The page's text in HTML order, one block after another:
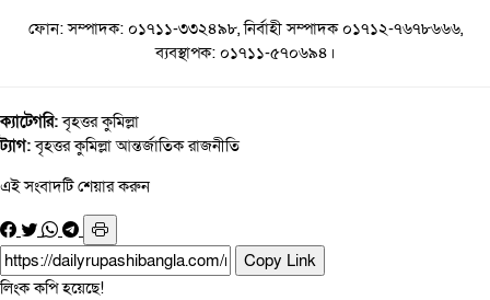
ফোন: সম্পাদক: ০১৭১১-৩৩২৪৯৮, নির্বাহী সম্পাদক ০১৭১২-৭৬৭৮৬৬৬,
ব্যবস্থাপক: ০১৭১১-৫৭০৬৯৪।
ক্যাটেগরি: বৃহত্তর কুমিল্লা
ট্যাগ: বৃহত্তর কুমিল্লা আন্তর্জাতিক রাজনীতি
এই সংবাদটি শেয়ার করুন
Copy Link
লিংক কপি হয়েছে!